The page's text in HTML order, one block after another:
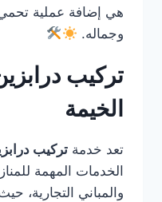
هي إضافة عملية
وجماله.
تركيب
الخيمة
تعد خدمة تركيب
الخدمات المهمة
والمباني التجارية،